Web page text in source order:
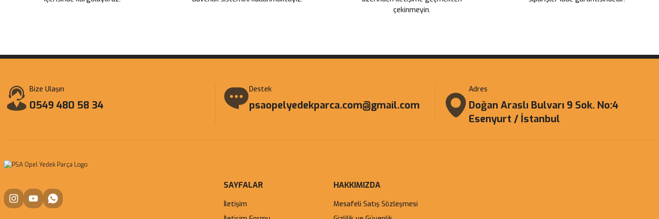
çekinmeyin.
Bize Ulaşın
0549 480 58 34
Destek
psaopelyedekparca.com@gmail.com
Adres
Doğan Araslı Bulvarı 9 Sok. No:4
Esenyurt / İstanbul
SAYFALAR
İletişim
HAKKIMIZDA
Mesafeli Satış Sözleşmesi